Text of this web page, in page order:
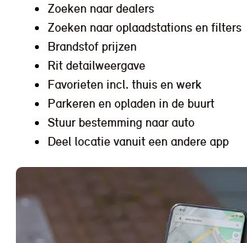
Zoeken naar dealers
Zoeken naar oplaadstations en filters
Brandstof prijzen
Rit detailweergave
Favorieten incl. thuis en werk
Parkeren en opladen in de buurt
Stuur bestemming naar auto
Deel locatie vanuit een andere app